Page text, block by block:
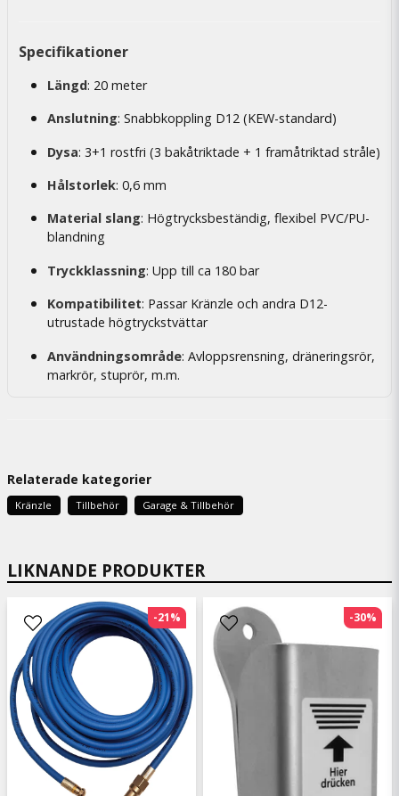
Specifikationer
Längd: 20 meter
Anslutning: Snabbkoppling D12 (KEW-standard)
Dysa: 3+1 rostfri (3 bakåtriktade + 1 framåtriktad stråle)
Hålstorlek: 0,6 mm
Material slang: Högtrycksbeständig, flexibel PVC/PU-
blandning
Tryckklassning: Upp till ca 180 bar
Kompatibilitet: Passar Kränzle och andra D12-
utrustade högtryckstvättar
Användningsområde: Avloppsrensning, dräneringsrör,
markrör, stuprör, m.m.
LIKNANDE PRODUKTER
-21% -30%
Relaterade kategorier
Kränzle Tillbehör Garage & Tillbehör